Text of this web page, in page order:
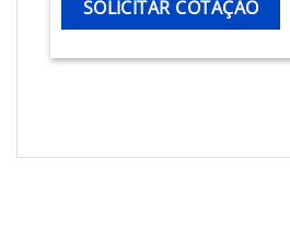
SOLICITAR COTAÇÃO